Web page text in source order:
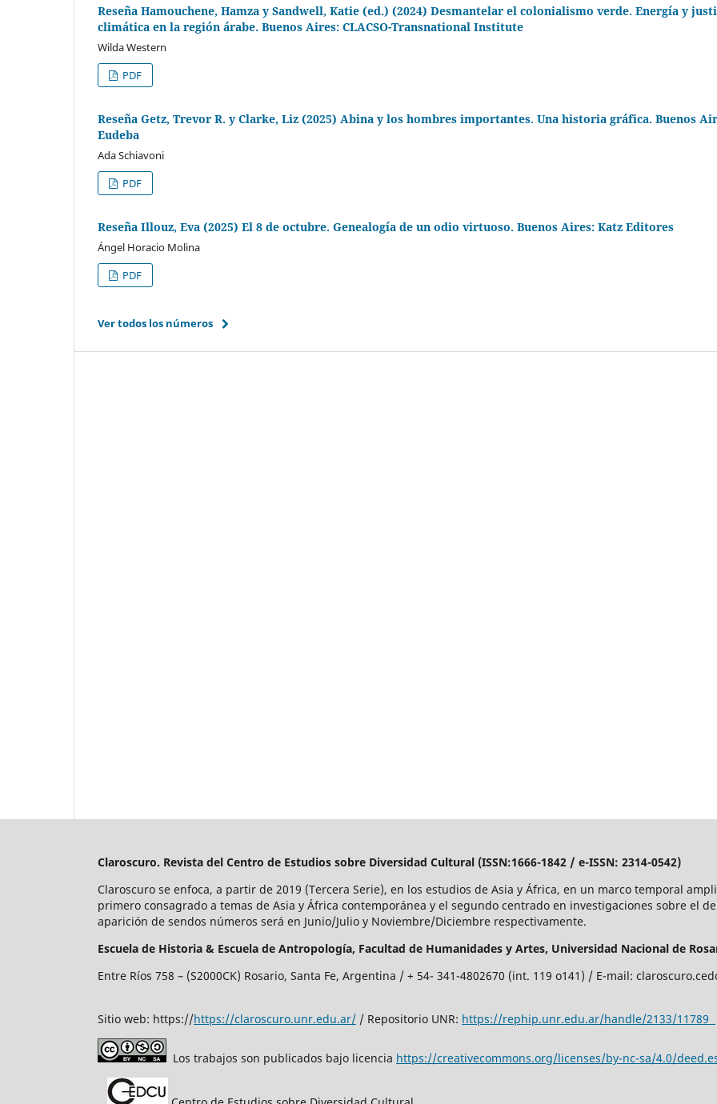
Reseña Hamouchene, Hamza y Sandwell, Katie (ed.) (2024) Desmantelar el colonialismo verde. Energía y
climática en la región árabe. Buenos Aires: CLACSO-Transnational Institute
Wilda Western
PDF
Reseña Getz, Trevor R. y Clarke, Liz (2025) Abina y los hombres importantes. Una historia gráfica. Buenos
Eudeba
Ada Schiavoni
PDF
Reseña Illouz, Eva (2025) El 8 de octubre. Genealogía de un odio virtuoso. Buenos Aires: Katz Editores
Ángel Horacio Molina
PDF
Ver todos los números
Claroscuro. Revista del Centro de Estudios sobre Diversidad Cultural (ISSN:1666-1842 / e-ISSN: 2314-0542)
Claroscuro se enfoca, a partir de 2019 (Tercera Serie), en los estudios de Asia y África, en un marco temporal
primero consagrado a temas de Asia y África contemporánea y el segundo centrado en investigaciones sobre el
aparición de sendos números será en Junio/Julio y Noviembre/Diciembre respectivamente.
Escuela de Historia & Escuela de Antropología, Facultad de Humanidades y Artes, Universidad Nacional de
Entre Ríos 758 – (S2000CK) Rosario, Santa Fe, Argentina / + 54- 341-4802670 (int. 119 o141) / E-mail:
Sitio web: https://https://claroscuro.unr.edu.ar/ / Repositorio UNR: https://rephip.unr.edu.ar/handle/2133/11789
Los trabajos son publicados bajo licencia https://creativecommons.org/licenses/by-nc-sa/4.0/